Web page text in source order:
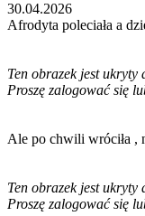
30.04.2026
Afrodyta poleciała a
Ten obrazek jest ukryty
Proszę zalogować się
Ale po chwili wróciła ,
Ten obrazek jest ukryty
Proszę zalogować się